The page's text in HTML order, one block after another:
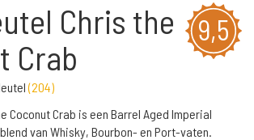
9,5
Chris the
Crab
(204)
Coconut Crab is een Barrel Aged Imperial
van Whisky, Bourbon- en Port-vaten.